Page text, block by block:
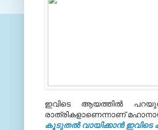
ഇവിടെ ആയത്തില്‍
രാത്രികളാണെന്നാണ്
കൂടുതൽ വായിക്കാൻ ഇവിടെ